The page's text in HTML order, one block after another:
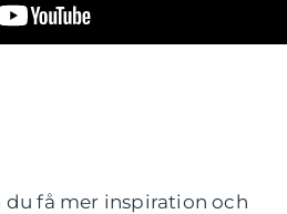
du få mer inspiration och